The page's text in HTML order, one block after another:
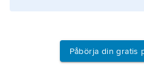
Påbörja din gratis